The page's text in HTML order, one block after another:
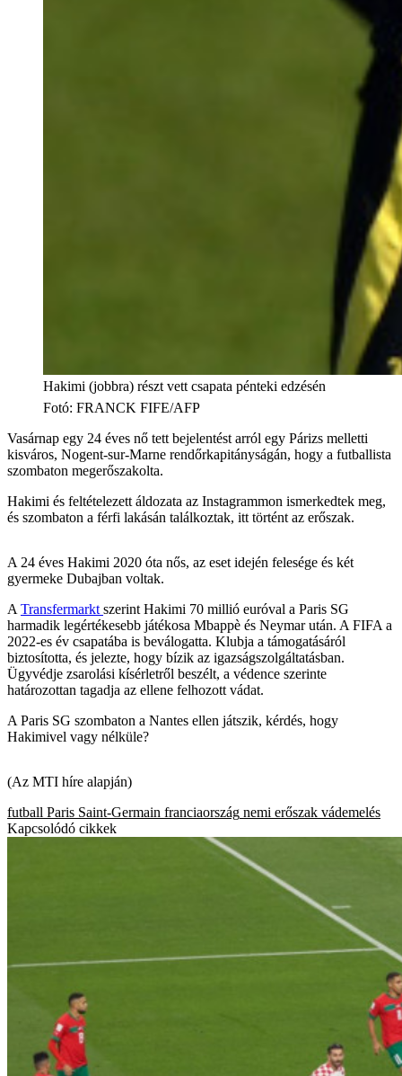
Hakimi (jobbra) részt vett csapata pénteki edzésén
Fotó: FRANCK FIFE/AFP
Vasárnap egy 24 éves nő tett bejelentést arról egy Párizs melletti
kisváros, Nogent-sur-Marne rendőrkapitányságán, hogy a futballista
szombaton megerőszakolta.
Hakimi és feltételezett áldozata az Instagrammon ismerkedtek meg,
és szombaton a férfi lakásán találkoztak, itt történt az erőszak.
A 24 éves Hakimi 2020 óta nős, az eset idején felesége és két
gyermeke Dubajban voltak.
A Transfermarkt szerint Hakimi 70 millió euróval a Paris SG
harmadik legértékesebb játékosa Mbappè és Neymar után. A FIFA a
2022-es év csapatába is beválogatta. Klubja a támogatásáról
biztosította, és jelezte, hogy bízik az igazságszolgáltatásban.
Ügyvédje zsarolási kísérletről beszélt, a védence szerinte
határozottan tagadja az ellene felhozott vádat.
A Paris SG szombaton a Nantes ellen játszik, kérdés, hogy
Hakimivel vagy nélküle?
(Az MTI híre alapján)
futball Paris Saint-Germain franciaország nemi erőszak vádemelés
Kapcsolódó cikkek